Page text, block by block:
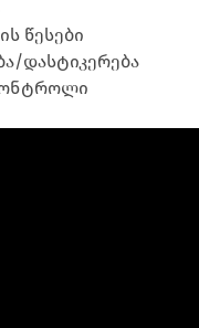
წესები
დასტიკერება